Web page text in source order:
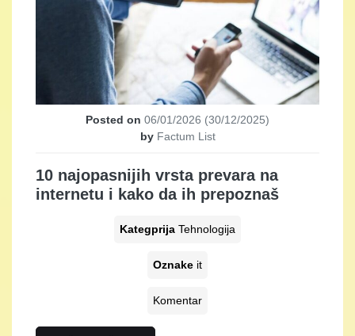
Posted on 06/01/2026 (30/12/2025)
by Factum List
10 najopasnijih vrsta prevara na
internetu i kako da ih prepoznaš
Kategprija Tehnologija
Oznake it
Komentar